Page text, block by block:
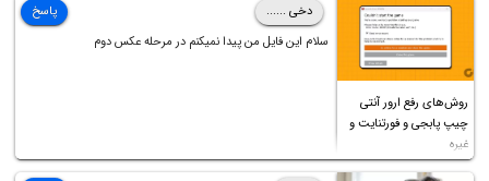
روش‌های رفع ارور آنتی
چیپ پابجی و فورتنایت و
غیره
دخی ......
سلام این فایل من پیدا نمیکنم در مرحله عکس دوم
پاسخ